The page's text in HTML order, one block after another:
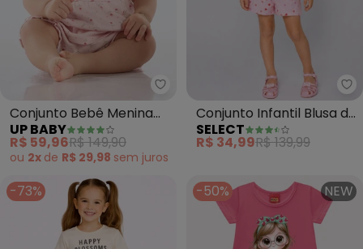
Up Baby - Conjunto Bebê
Conjunto Bebê Menina
em Suedine (Rosa)
UP BABY
R$ 59,96R$ 149,90
ou 2x de R$ 29,98 sem juros
Conjunto Infantil Blusa de
Alça e Short (Rosa)
SELECT
R$ 34,99R$ 139,99
-73% -50% NEW